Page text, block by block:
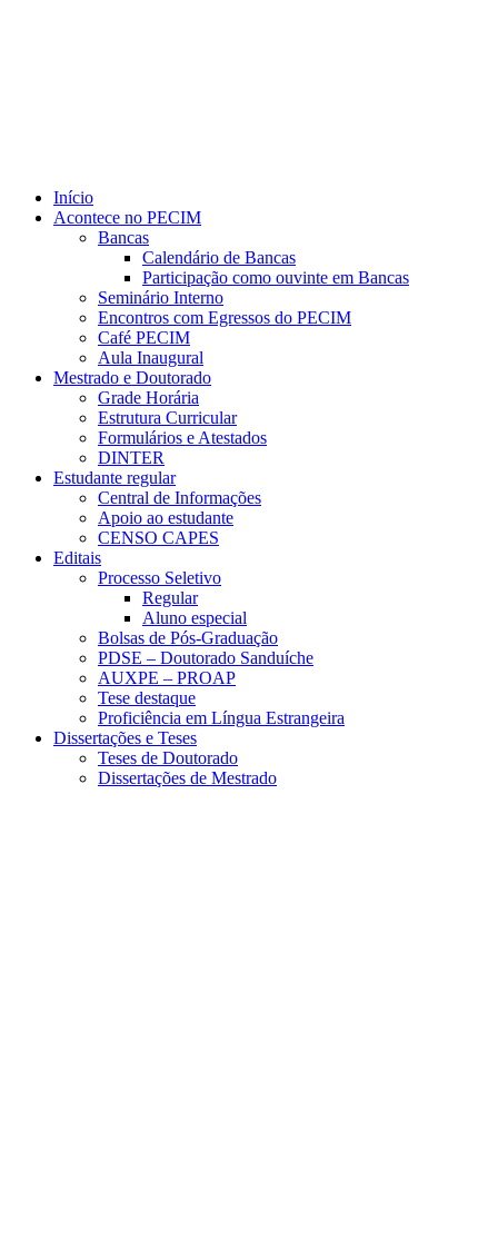
Início
Acontece no PECIM
Bancas
Calendário de Bancas
Participação como ouvinte em Bancas
Seminário Interno
Encontros com Egressos do PECIM
Café PECIM
Aula Inaugural
Mestrado e Doutorado
Grade Horária
Estrutura Curricular
Formulários e Atestados
DINTER
Estudante regular
Central de Informações
Apoio ao estudante
CENSO CAPES
Editais
Processo Seletivo
Regular
Aluno especial
Bolsas de Pós-Graduação
PDSE – Doutorado Sanduíche
AUXPE – PROAP
Tese destaque
Proficiência em Língua Estrangeira
Dissertações e Teses
Teses de Doutorado
Dissertações de Mestrado